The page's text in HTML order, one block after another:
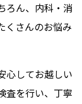
ろん、内科・消
くさんのお悩み
心してお越しい
査を行い、丁寧